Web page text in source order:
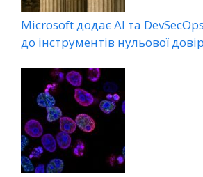
Microsoft додає AI та
до інструментів нульової